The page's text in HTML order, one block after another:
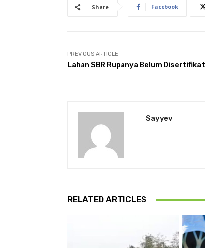
Share Facebook
PREVIOUS ARTICLE
Lahan SBR Rupanya Belum Disertifikat
Sayyev
RELATED ARTICLES